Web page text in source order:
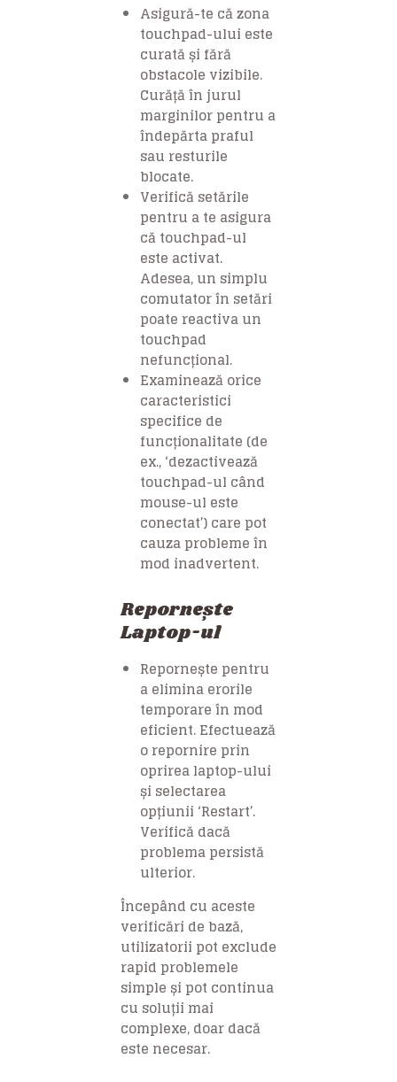
Asigură-te că zona
touchpad-ului este
curată și fără
obstacole vizibile.
Curăță în jurul
marginilor pentru a
îndepărta praful
sau resturile
blocate.
Verifică setările
pentru a te asigura
că touchpad-ul
este activat.
Adesea, un simplu
comutator în setări
poate reactiva un
touchpad
nefuncțional.
Examinează orice
caracteristici
specifice de
funcționalitate (de
ex., ‘dezactivează
touchpad-ul când
mouse-ul este
conectat’) care pot
cauza probleme în
mod inadvertent.
Repornește
Laptop-ul
Repornește pentru
a elimina erorile
temporare în mod
eficient. Efectuează
o repornire prin
oprirea laptop-ului
și selectarea
opțiunii ‘Restart’.
Verifică dacă
problema persistă
ulterior.
Începând cu aceste
verificări de bază,
utilizatorii pot exclude
rapid problemele
simple și pot continua
cu soluții mai
complexe, doar dacă
este necesar.